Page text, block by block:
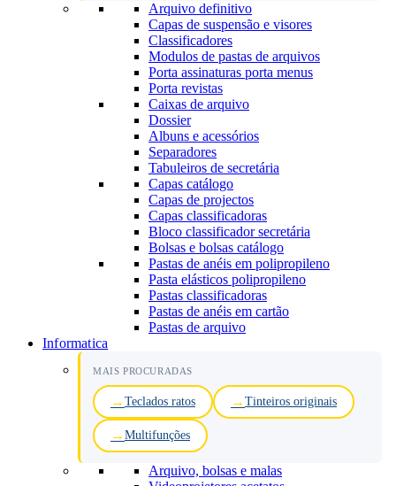
Arquivo definitivo
Capas de suspensão e visores
Classificadores
Modulos de pastas de arquivos
Porta assinaturas porta menus
Porta revistas
Caixas de arquivo
Dossier
Albuns e acessórios
Separadores
Tabuleiros de secretária
Capas catálogo
Capas de projectos
Capas classificadoras
Bloco classificador secretária
Bolsas e bolsas catálogo
Pastas de anéis em polipropileno
Pasta elásticos polipropileno
Pastas classificadoras
Pastas de anéis em cartão
Pastas de arquivo
Informatica
MAIS PROCURADAS
Teclados ratos Tinteiros originais
Multifunções
Arquivo, bolsas e malas